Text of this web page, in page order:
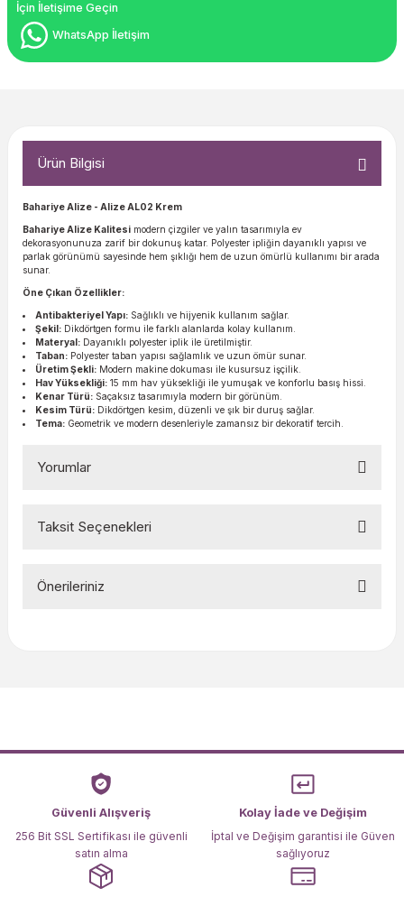
İçin İletişime Geçin
WhatsApp İletişim
Ürün Bilgisi
Bahariye Alize - Alize AL02 Krem
Bahariye Alize Kalitesi modern çizgiler ve yalın tasarımıyla ev
dekorasyonunuza zarif bir dokunuş katar. Polyester ipliğin dayanıklı yapısı ve
parlak görünümü sayesinde hem şıklığı hem de uzun ömürlü kullanımı bir arada
sunar.
Öne Çıkan Özellikler:
Antibakteriyel Yapı: Sağlıklı ve hijyenik kullanım sağlar.
Şekil: Dikdörtgen formu ile farklı alanlarda kolay kullanım.
Materyal: Dayanıklı polyester iplik ile üretilmiştir.
Taban: Polyester taban yapısı sağlamlık ve uzun ömür sunar.
Üretim Şekli: Modern makine dokuması ile kusursuz işçilik.
Hav Yüksekliği: 15 mm hav yüksekliği ile yumuşak ve konforlu basış hissi.
Kenar Türü: Saçaksız tasarımıyla modern bir görünüm.
Kesim Türü: Dikdörtgen kesim, düzenli ve şık bir duruş sağlar.
Tema: Geometrik ve modern desenleriyle zamansız bir dekoratif tercih.
Yorumlar
Taksit Seçenekleri
Önerileriniz
Ürün açıklamasında eksik bilgiler bulunuyor.
Ürün bilgilerinde hatalar bulunuyor.
Ürün fiyatı diğer sitelerden daha pahalı.
Bu ürüne benzer farklı alternatifler olmalı.
Güvenli Alışveriş
256 Bit SSL Sertifikası ile güvenli
satın alma
Kolay İade ve Değişim
İptal ve Değişim garantisi ile Güven
sağlıyoruz